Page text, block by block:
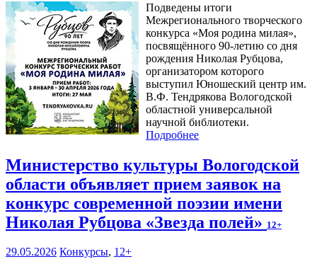
Подведены итоги
Межрегионального творческого
конкурса «Моя родина милая»,
посвящённого 90-летию со дня
рождения Николая Рубцова,
организатором которого
выступил Юношеский центр им.
В.Ф. Тендрякова Вологодской
областной универсальной
научной библиотеки.
Подробнее
Министерство культуры Вологодской
области объявляет прием заявок на
конкурс современной поэзии имени
Николая Рубцова «Звезда полей» 12+
29.05.2026 Конкурсы, 12+